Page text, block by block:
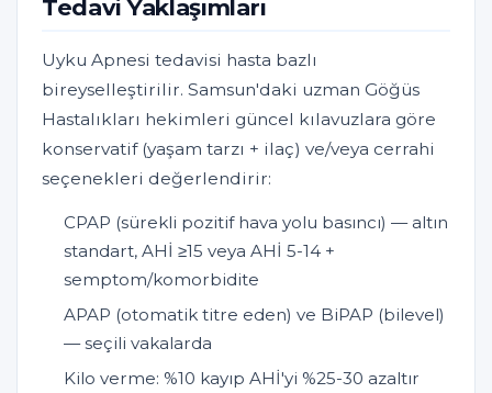
Tedavi Yaklaşımları
Uyku Apnesi tedavisi hasta bazlı
bireyselleştirilir. Samsun'daki uzman Göğüs
Hastalıkları hekimleri güncel kılavuzlara göre
konservatif (yaşam tarzı + ilaç) ve/veya cerrahi
seçenekleri değerlendirir:
CPAP (sürekli pozitif hava yolu basıncı) — altın
standart, AHİ ≥15 veya AHİ 5-14 +
semptom/komorbidite
APAP (otomatik titre eden) ve BiPAP (bilevel)
— seçili vakalarda
Kilo verme: %10 kayıp AHİ'yi %25-30 azaltır